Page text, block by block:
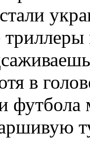
в